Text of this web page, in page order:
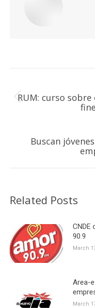
RUM: curso
Buscan
Related Posts
CNDE
90.9
March
Area-
March